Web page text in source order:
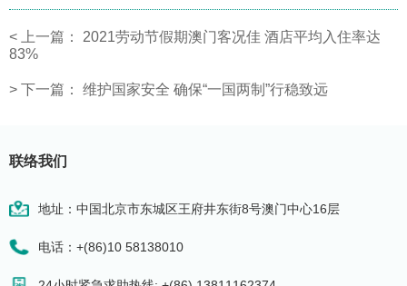
< 上一篇：
2021劳动节假期澳门客况佳 酒店平均入住率达
83%
> 下一篇： 维护国家安全 确保“一国两制”行稳致远
联络我们
地址：中国北京市东城区王府井东街8号澳门中心16层
电话：+(86)10 58138010